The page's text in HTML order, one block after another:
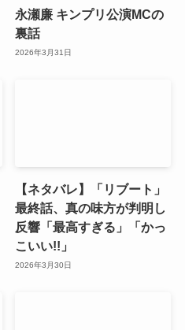
永瀬廉 キンプリ公演MCの
裏話
2026年3月31日
【ネタバレ】「リブート」
最終話、真の味方が判明し
反響「最高すぎる」「かっ
こいい!!」
2026年3月30日